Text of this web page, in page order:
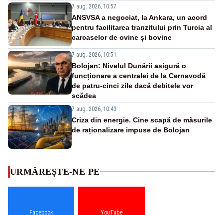
7 aug. 2026, 10:57
ANSVSA a negociat, la Ankara, un acord
pentru facilitarea tranzitului prin Turcia al
carcaselor de ovine și bovine
7 aug. 2026, 10:51
Bolojan: Nivelul Dunării asigură o
funcționare a centralei de la Cernavodă
de patru-cinci zile dacă debitele vor
scădea
7 aug. 2026, 10:43
Criza din energie. Cine scapă de măsurile
de raționalizare impuse de Bolojan
URMĂREȘTE-NE PE
Facebook YouTube